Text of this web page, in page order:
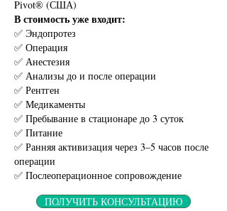
Pivot® (США)
В стоимость уже входит:
✅ Эндопротез
✅ Операция
✅ Анестезия
✅ Анализы до и после операции
✅ Рентген
✅ Медикаменты
✅ Пребывание в стационаре до 3 суток
✅ Питание
✅ Ранняя активизация через 3–5 часов после
операции
✅ Послеоперационное сопровождение
ПОЛУЧИТЬ КОНСУЛЬТАЦИЮ